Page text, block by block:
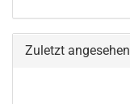
Zuletzt angesehen